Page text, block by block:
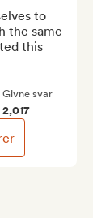
to
the same
this
Givne svar
2,017